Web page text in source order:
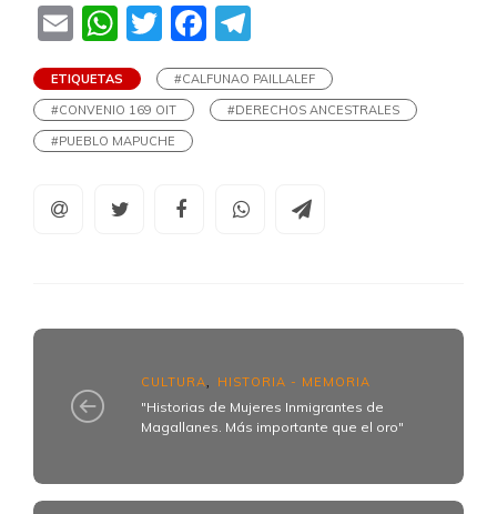
EmailWhatsApp
TwitterFacebook
ETIQUETAS
#CALFUNAO PAILLALEF
#CONVENIO 169 OIT
#DERECHOS ANCESTRALES
#PUEBLO MAPUCHE
CULTURA HISTORIA - MEMORIA
"Historias de Mujeres Inmigrantes de
Magallanes. Más importante que el oro"